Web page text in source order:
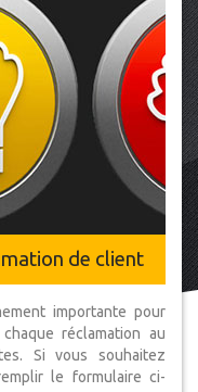
de client
importante pour
réclamation au
Si vous souhaitez
le formulaire ci-